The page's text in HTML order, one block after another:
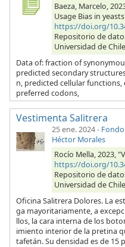
Baeza, Marcelo,
Usage Bias in
https://doi.org/
Repositorio de
Universidad de
Data of: fraction of
predicted secondary
n, predicted cellular
preferred codons,
Vestimenta Salitrera
25 ene. 2024-
Héctor Morales
Rocío Mella, 2023,
https://doi.org/
Repositorio de
Universidad de
Oficina Salitrera Dolores. La
ga mayoritariamente, a
llos, la cara interna de los
imiento interior de la pretina
tafetán. Su densidad es de 15